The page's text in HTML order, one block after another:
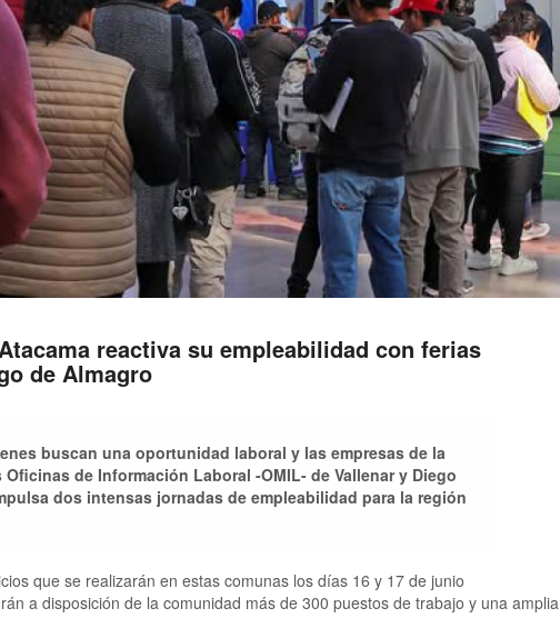
reactiva su empleabilidad con ferias
de Almagro
buscan una oportunidad laboral y las empresas de la
de Información Laboral -OMIL- de Vallenar y Diego
dos intensas jornadas de empleabilidad para la región
que se realizarán en estas comunas los días 16 y 17 de junio
a disposición de la comunidad más de 300 puestos de trabajo y una amplia